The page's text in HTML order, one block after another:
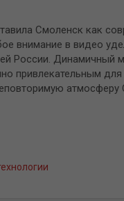
Смоленск как
внимание в видео
России. Динамичный
привлекательным